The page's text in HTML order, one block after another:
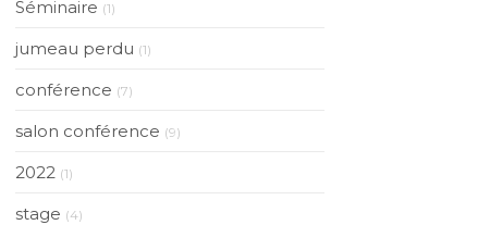
Séminaire (1)
jumeau perdu (1)
conférence (7)
salon conférence (9)
2022 (1)
stage (4)